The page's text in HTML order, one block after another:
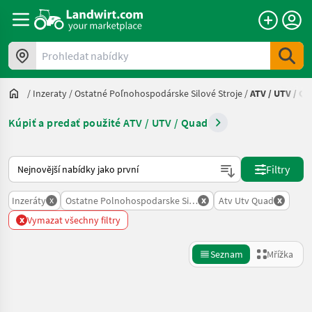
Prohledat nabídky
/ Inzeraty /Ostatné Poľnohospodárske Silové Stroje /ATV / UTV /
Kúpiť a predať použité ATV / UTV / Quad
Takto se řadí nabídky na Landwirt.com
Filtry
Inzeráty x Ostatne Polnohospodarske Silove Stroje
x Atv Utv Quad x
x Vymazat všechny filtry
Seznam Mřížka